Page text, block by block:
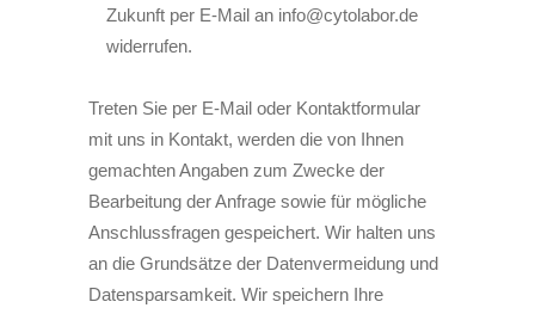
Zukunft per E-Mail an info@cytolabor.de
widerrufen.
Treten Sie per E-Mail oder Kontaktformular
mit uns in Kontakt, werden die von Ihnen
gemachten Angaben zum Zwecke der
Bearbeitung der Anfrage sowie für mögliche
Anschlussfragen gespeichert. Wir halten uns
an die Grundsätze der Datenvermeidung und
Datensparsamkeit. Wir speichern Ihre